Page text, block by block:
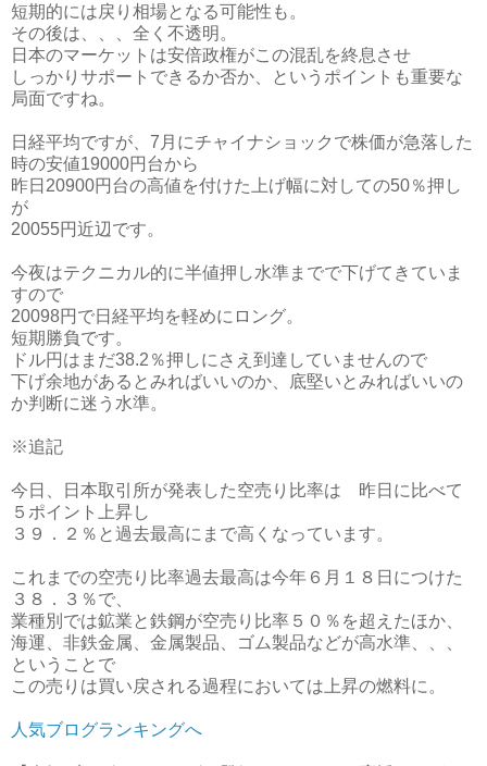
短期的には戻り相場となる可能性も。
その後は、、、全く不透明。
日本のマーケットは安倍政権がこの混乱を終息させ
しっかりサポートできるか否か、というポイントも重要な
局面ですね。
日経平均ですが、7月にチャイナショックで株価が急落した
時の安値19000円台から
昨日20900円台の高値を付けた上げ幅に対しての50％押し
が
20055円近辺です。
今夜はテクニカル的に半値押し水準までで下げてきていま
すので
20098円で日経平均を軽めにロング。
短期勝負です。
ドル円はまだ38.2％押しにさえ到達していませんので
下げ余地があるとみればいいのか、底堅いとみればいいの
か判断に迷う水準。
※追記
今日、日本取引所が発表した空売り比率は 昨日に比べて
５ポイント上昇し
３９．２％と過去最高にまで高くなっています。
これまでの空売り比率過去最高は今年６月１８日につけた
３８．３％で、
業種別では鉱業と鉄鋼が空売り比率５０％を超えたほか、
海運、非鉄金属、金属製品、ゴム製品などが高水準、、、
ということで
この売りは買い戻される過程においては上昇の燃料に。
人気ブログランキングへ